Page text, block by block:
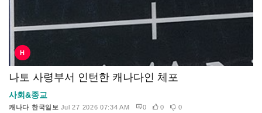
H
나토 사령부서 인턴한 캐나다인 체포
사회&종교
캐나다 한국일보 Jul 27 2026 07:34 AM 0 0 0